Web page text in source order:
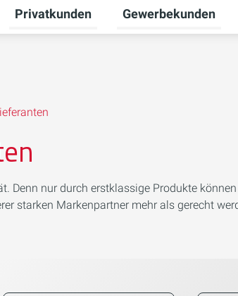
Untermenü für Erneuerbare Energien
Privatkunden
Untermenü für
Gewerbekunden
Denn nur durch erstklassige Produkte
starken Markenpartner mehr als gerecht